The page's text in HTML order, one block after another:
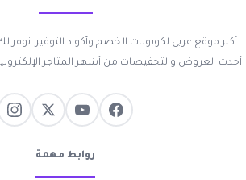
أكبر موقع عربي لكوبونات الخصم وأكواد التوفير. نوفر
أحدث العروض والتخفيضات من أشهر المتاجر
روابط مهمة